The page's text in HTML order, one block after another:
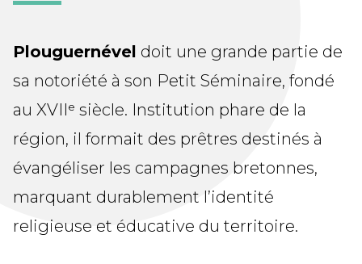
Plouguernével doit une grande partie de
sa notoriété à son Petit Séminaire, fondé
au XVIIᵉ siècle. Institution phare de la
région, il formait des prêtres destinés à
évangéliser les campagnes bretonnes,
marquant durablement l’identité
religieuse et éducative du territoire.